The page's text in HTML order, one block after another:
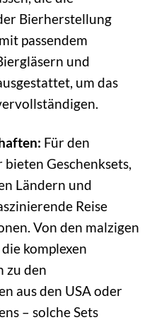
Bierherstellung
passendem
und
um das
Für den
Geschenksets,
Ländern und
Reise
Von den malzigen
komplexen
zu den
aus den USA oder
– solche Sets